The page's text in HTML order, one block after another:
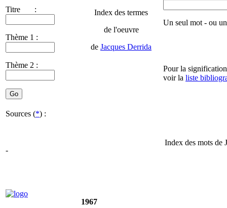
Titre :
Thème 1 :
Thème 2 :
Index des termes
de l'oeuvre
de Jacques Derrida
Un seul mot - ou
Pour la
voir la liste
Sources (*) :
-
Index des mots de
1967